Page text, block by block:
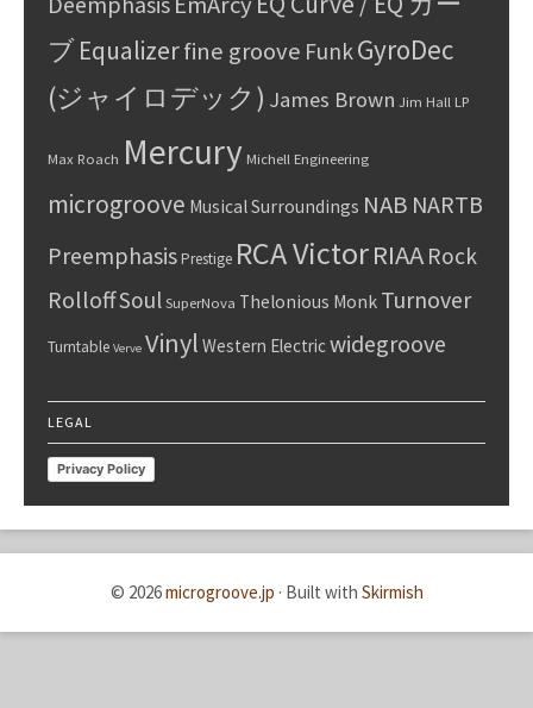
ブEqualizerfine groove FunkGyroDec
(ジャイロデック) James Brown Jim Hall LP
Max Roach Mercury Michell Engineering
microgroove Musical Surroundings NAB NARTB
PreemphasisPrestige RCA VictorRIAA Rock
RolloffSoul SuperNova Thelonious Monk Turnover
Turntable Verve Vinyl Western Electricwidegroove
LEGAL
Privacy Policy
© 2026microgroove.jp · Built with Skirmish